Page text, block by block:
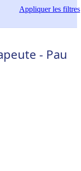
Appliquerles filtres
- Pau